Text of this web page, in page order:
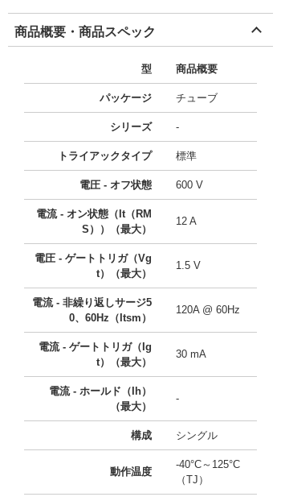
商品概要・商品スペック
型 商品概要
パッケージ チューブ
シリーズ -
トライアックタイプ 標準
電圧 - オフ状態 600 V
電流 - オン状態（It（RM
S））（最大）
12 A
電圧 - ゲートトリガ（Vg
t）（最大）
1.5 V
電流 - 非繰り返しサージ5
0、60Hz（Itsm）
120A @ 60Hz
電流 - ゲートトリガ（Ig
t）（最大）
30 mA
電流 - ホールド（Ih）
（最大）
-
構成 シングル
動作温度
-40°C～125°C
（TJ）